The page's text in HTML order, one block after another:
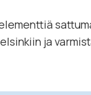
ja